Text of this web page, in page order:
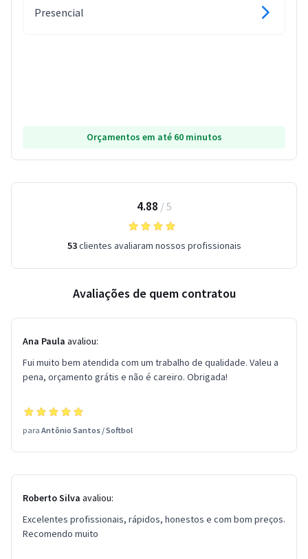
Presencial
Orçamentos em até 60 minutos
4.88 / 5
53clientes avaliaram nossos profissionais
Avaliações de quem contratou
Ana Paula avaliou:
Fui muito bem atendida com um trabalho de qualidade. Valeu a
pena, orçamento grátis e não é careiro. Obrigada!
para Antônio Santos /Softbol
Roberto Silva avaliou:
Excelentes profissionais, rápidos, honestos e com bom preços.
Recomendo muito